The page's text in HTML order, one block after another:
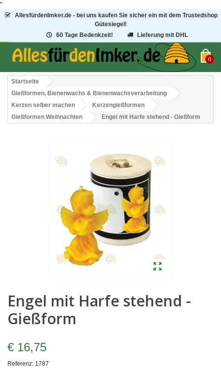
"
AllesfürdenImker.de - bei uns kaufen Sie sicher ein mit dem Trustedshop
Gütesiegel!
60 Tage Bedenkzeit!
Lieferung mit DHL
0
Startseite
Gießformen, Bienenwachs & Bienenwachsverarbeitung
Kerzen selber machen
Kerzengießformen
Gießformen Weihnachten
Engel mit Harfe stehend - Gießform
Engel mit Harfe stehend -
Gießform
€ 16,75
Referenz: 1787